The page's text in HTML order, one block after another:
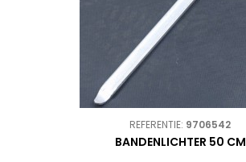
REFERENTIE: 9706542
BANDENLICHTER 50 CM